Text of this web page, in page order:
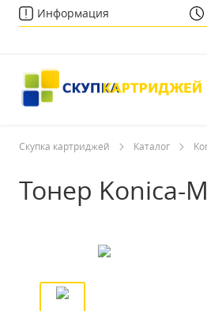
Информация
Скупка картриджей Каталог
Тонер Konica-